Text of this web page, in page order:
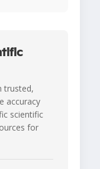
trusted,
accuracy
scientific
for